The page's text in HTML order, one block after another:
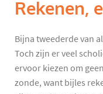
Rekenen,
Bijna tweederde van
Toch zijn er veel
ervoor kiezen om
zonde, want bijles